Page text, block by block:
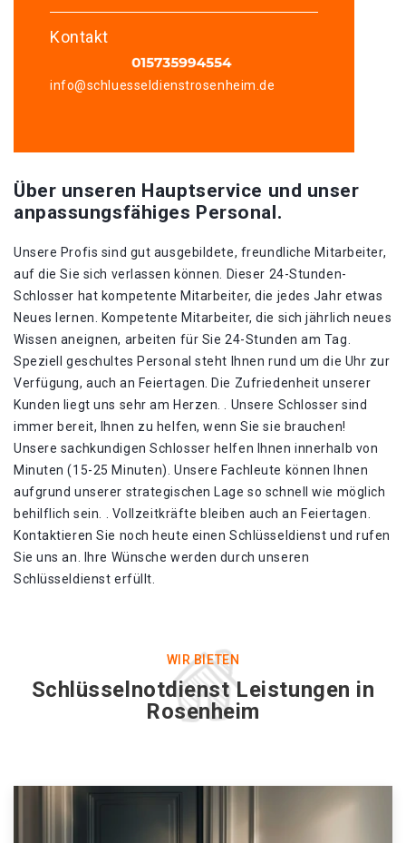
Kontakt
info@schluesseldienstrosenheim.de
Über unseren Hauptservice und unser
anpassungsfähiges Personal.
Unsere Profis sind gut ausgebildete, freundliche Mitarbeiter,
auf die Sie sich verlassen können. Dieser 24-Stunden-
Schlosser hat kompetente Mitarbeiter, die jedes Jahr etwas
Neues lernen. Kompetente Mitarbeiter, die sich jährlich neues
Wissen aneignen, arbeiten für Sie 24-Stunden am Tag.
Speziell geschultes Personal steht Ihnen rund um die Uhr zur
Verfügung, auch an Feiertagen. Die Zufriedenheit unserer
Kunden liegt uns sehr am Herzen. . Unsere Schlosser sind
immer bereit, Ihnen zu helfen, wenn Sie sie brauchen!
Unsere sachkundigen Schlosser helfen Ihnen innerhalb von
Minuten (15-25 Minuten). Unsere Fachleute können Ihnen
aufgrund unserer strategischen Lage so schnell wie möglich
behilflich sein. . Vollzeitkräfte bleiben auch an Feiertagen.
Kontaktieren Sie noch heute einen Schlüsseldienst und rufen
Sie uns an. Ihre Wünsche werden durch unseren
Schlüsseldienst erfüllt.
WIR BIETEN
Schlüsselnotdienst Leistungen in
Rosenheim